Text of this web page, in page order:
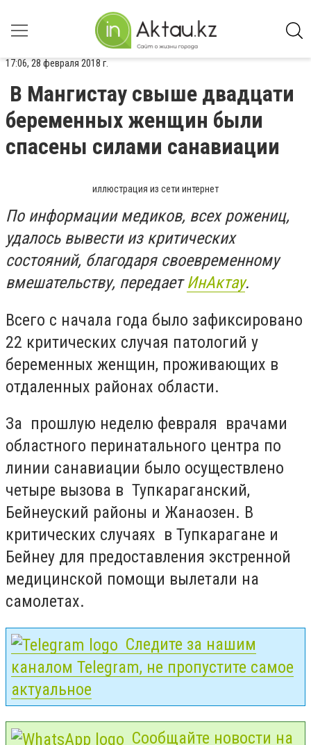
17:06, 28 февраля 2018 г.
В Мангистау свыше двадцати
беременных женщин были
спасены силами санавиации
иллюстрация из сети интернет
По информации медиков, всех рожениц,
удалось вывести из критических
состояний, благодаря своевременному
вмешательству, передаетИнАктау.
Всего с начала года было зафиксировано
22 критических случая патологий у
беременных женщин, проживающих в
отдаленных районах области.
За прошлую неделю февраля врачами
областного перинатального центра по
линии санавиации было осуществлено
четыре вызова в Тупкараганский,
Бейнеуский районы и Жанаозен. В
критических случаях в Тупкарагане и
Бейнеу для предоставления экстренной
медицинской помощи вылетали на
самолетах.
Следите за нашим
каналом Telegram, не пропустите самое
актуальное
Сообщайте новости на